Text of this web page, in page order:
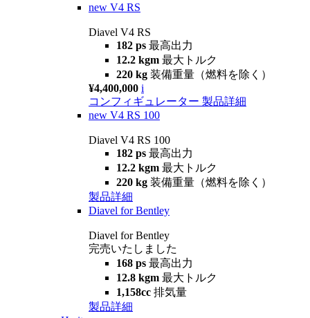
new V4 RS
Diavel V4 RS
182 ps 最高出力
12.2 kgm 最大トルク
220 kg 装備重量（燃料を除く）
¥4,400,000 i
コンフィギュレーター 製品詳細
new V4 RS 100
Diavel V4 RS 100
182 ps 最高出力
12.2 kgm 最大トルク
220 kg 装備重量（燃料を除く）
製品詳細
Diavel for Bentley
Diavel for Bentley
完売いたしました
168 ps 最高出力
12.8 kgm 最大トルク
1,158cc 排気量
製品詳細